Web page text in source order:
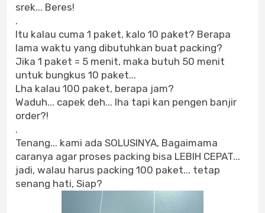
srek... Beres!
.
Itu kalau cuma 1 paket, kalo 10 paket? Berapa
lama waktu yang dibutuhkan buat packing?
Jika 1 paket = 5 menit, maka butuh 50 menit
untuk bungkus 10 paket...
Lha kalau 100 paket, berapa jam?
Waduh... capek deh... lha tapi kan pengen banjir
order?!
.
Tenang... kami ada SOLUSINYA, Bagaimama
caranya agar proses packing bisa LEBIH CEPAT...
jadi, walau harus packing 100 paket... tetap
senang hati, Siap?